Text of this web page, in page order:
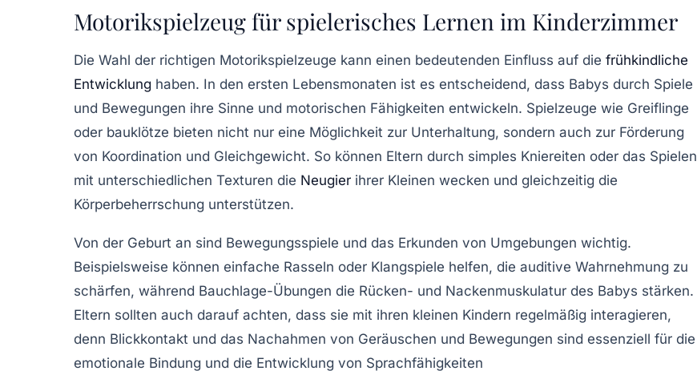
Motorikspielzeug für spielerisches Lernen im Kinderzimmer
Die Wahl der richtigen Motorikspielzeuge kann einen bedeutenden Einfluss auf die frühkindliche
Entwicklung haben. In den ersten Lebensmonaten ist es entscheidend, dass Babys durch Spiele
und Bewegungen ihre Sinne und motorischen Fähigkeiten entwickeln. Spielzeuge wie Greiflinge
oder bauklötze bieten nicht nur eine Möglichkeit zur Unterhaltung, sondern auch zur Förderung
von Koordination und Gleichgewicht. So können Eltern durch simples Kniereiten oder das Spielen
mit unterschiedlichen Texturen die Neugier ihrer Kleinen wecken und gleichzeitig die
Körperbeherrschung unterstützen.
Von der Geburt an sind Bewegungsspiele und das Erkunden von Umgebungen wichtig.
Beispielsweise können einfache Rasseln oder Klangspiele helfen, die auditive Wahrnehmung zu
schärfen, während Bauchlage-Übungen die Rücken- und Nackenmuskulatur des Babys stärken.
Eltern sollten auch darauf achten, dass sie mit ihren kleinen Kindern regelmäßig interagieren,
denn Blickkontakt und das Nachahmen von Geräuschen und Bewegungen sind essenziell für die
emotionale Bindung und die Entwicklung von Sprachfähigkeiten